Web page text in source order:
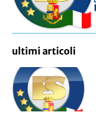
ultimi articoli